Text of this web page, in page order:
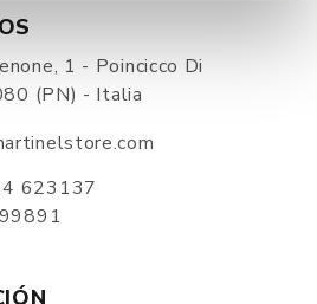
1 - Poincicco Di
(PN) - Italia
623137